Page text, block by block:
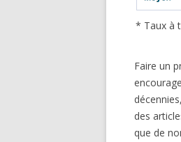
* Taux à
Faire un
des
que de